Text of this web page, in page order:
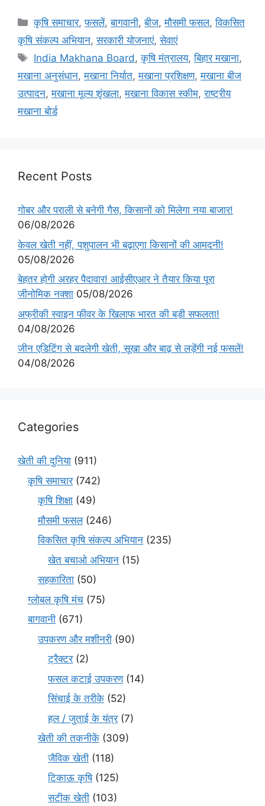
कृषि समाचार,फसलें,बागवानी,बीज,मौसमी फसल,विकसित
कृषि संकल्प अभियान,सरकारी योजनाएं,सेवाएं
India Makhana Board,कृषि मंत्रालय,बिहार मखाना,
मखाना अनुसंधान,मखाना निर्यात,मखाना प्रशिक्षण,मखाना बीज
उत्पादन,मखाना मूल्य शृंखला,मखाना विकास स्कीम,राष्ट्रीय
मखाना बोर्ड
Recent Posts
गोबर और पराली से बनेगी गैस, किसानों को मिलेगा नया बाजार!
06/08/2026
केवल खेती नहीं, पशुपालन भी बढ़ाएगा किसानों की आमदनी!
05/08/2026
बेहतर होगी अरहर पैदावार! आईसीएआर ने तैयार किया पूरा
जीनोमिक नक्शा 05/08/2026
अफ्रीकी स्वाइन फीवर के खिलाफ भारत की बड़ी सफलता!
04/08/2026
जीन एडिटिंग से बदलेगी खेती, सूखा और बाढ़ से लड़ेंगी नई फसलें!
04/08/2026
Categories
खेती की दुनिया (911)
कृषि समाचार(742)
कृषि शिक्षा (49)
मौसमी फसल(246)
विकसित कृषि संकल्प अभियान (235)
खेत बचाओ अभियान (15)
सहकारिता (50)
ग्लोबल कृषि मंच (75)
बागवानी (671)
उपकरण और मशीनरी (90)
ट्रैक्टर(2)
फसल कटाई उपकरण(14)
सिंचाई के तरीके (52)
हल / जुताई के यंत्र(7)
खेती की तकनीकें (309)
जैविक खेती (118)
टिकाऊ कृषि(125)
सटीक खेती (103)